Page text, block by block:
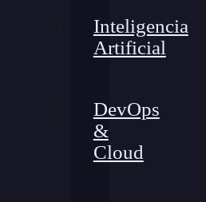
Inteligencia
Artificial
DevOps
&
Cloud